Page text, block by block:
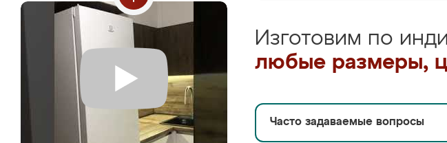
Изготовим по
любые размеры,
Часто задаваемые вопросы